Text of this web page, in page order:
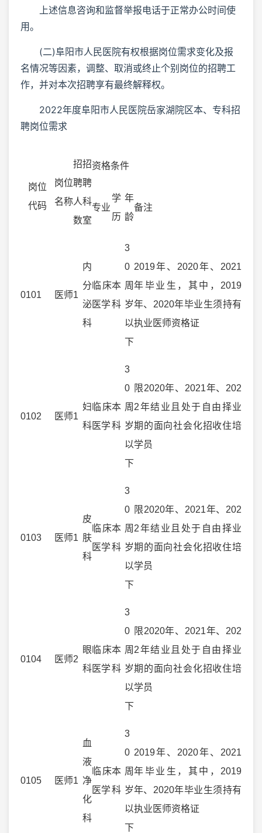
上述信息咨询和监督举报电话于正常办公时间使
用。
(二)阜阳市人民医院有权根据岗位需求变化及报
名情况等因素，调整、取消或终止个别岗位的招聘工
作，并对本次招聘享有最终解释权。
2022年度阜阳市人民医院岳家湖院区本、专科招
聘岗位需求
岗位
代码
岗位
名称
招
聘
人
数
招
聘
科
室
资格条件
专业
学
历
年
龄
备注
0101 医师1
内
分
泌
科
临床
医学
本
科
3
0
周
岁
以
下
2019年、2020年、2021
年毕业生，其中，2019
年、2020年毕业生须持有
执业医师资格证
0102 医师1
妇
科
临床
医学
本
科
3
0
周
岁
以
下
限2020年、2021年、202
2年结业且处于自由择业
期的面向社会化招收住培
学员
0103 医师1
皮
肤
科
临床
医学
本
科
3
0
周
岁
以
下
限2020年、2021年、202
2年结业且处于自由择业
期的面向社会化招收住培
学员
0104 医师2
眼
科
临床
医学
本
科
3
0
周
岁
以
下
限2020年、2021年、202
2年结业且处于自由择业
期的面向社会化招收住培
学员
0105 医师1
血
液
净
化
科
临床
医学
本
科
3
0
周
岁
以
下
2019年、2020年、2021
年毕业生，其中，2019
年、2020年毕业生须持有
执业医师资格证